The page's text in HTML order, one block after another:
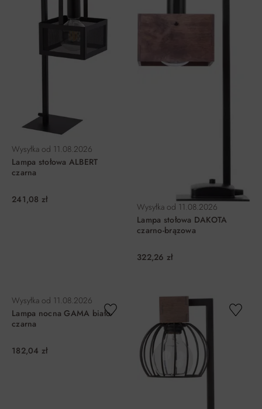
Wysyłka od 11.08.2026
Lampa stołowa ALBERT
czarna
241,08 zł
Wysyłka od 11.08.2026
Lampa stołowa DAKOTA
czarno-brązowa
322,26 zł
Wysyłka od 11.08.2026
Lampa nocna GAMA biało-
czarna
182,04 zł